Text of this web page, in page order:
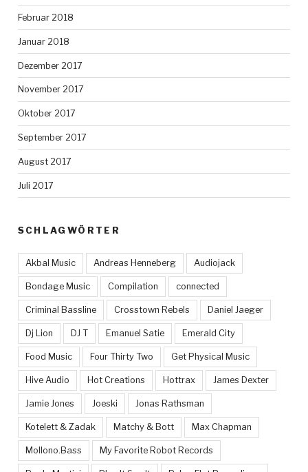
Februar 2018
Januar 2018
Dezember 2017
November 2017
Oktober 2017
September 2017
August 2017
Juli 2017
SCHLAGWÖRTER
Akbal Music Andreas Henneberg Audiojack
Bondage Music Compilation connected
Criminal Bassline Crosstown Rebels Daniel Jaeger
Dj Lion DJ T Emanuel Satie Emerald City
Food Music Four Thirty Two Get Physical Music
Hive Audio Hot Creations Hottrax James Dexter
Jamie Jones Joeski Jonas Rathsman
Kotelett & Zadak Matchy & Bott Max Chapman
Mollono.Bass My Favorite Robot Records